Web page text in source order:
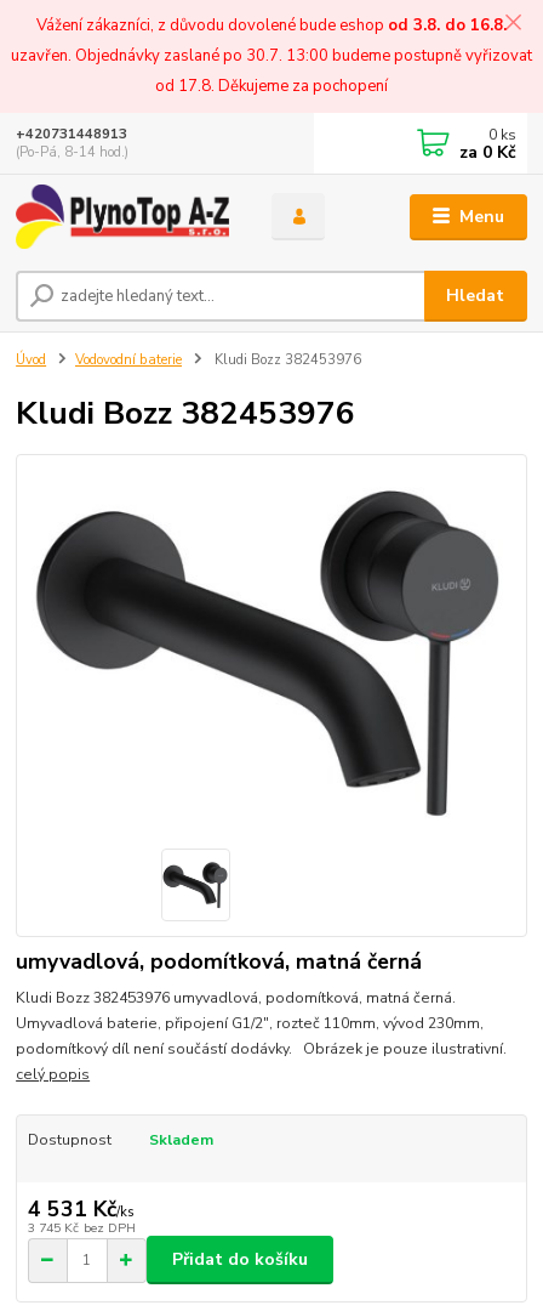
Vážení zákazníci, z důvodu dovolené bude eshop od 3.8. do 16.8.
uzavřen. Objednávky zaslané po 30.7. 13:00 budeme postupně vyřizovat
od 17.8. Děkujeme za pochopení
Menu
Hledat
+420731448913
(Po-Pá, 8-14 hod.)
0 ks
za 0 Kč
Úvod Vodovodní baterie Kludi Bozz 382453976
Kludi Bozz 382453976
umyvadlová, podomítková, matná černá
Kludi Bozz 382453976 umyvadlová, podomítková, matná černá.
Umyvadlová baterie, připojení G1/2", rozteč 110mm, vývod 230mm,
podomítkový díl není součástí dodávky. Obrázek je pouze ilustrativní.
celý popis
Dostupnost Skladem
4 531 Kč/ks
3 745 Kč bez DPH
Přidat do košíku